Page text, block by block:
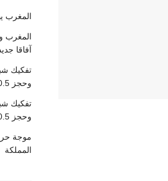
المغرب
المغرب
آفاقا
تفكيك
وحجز 10.5 أطنان
تفكيك
وحجز 10.5 أطنان
المملكة